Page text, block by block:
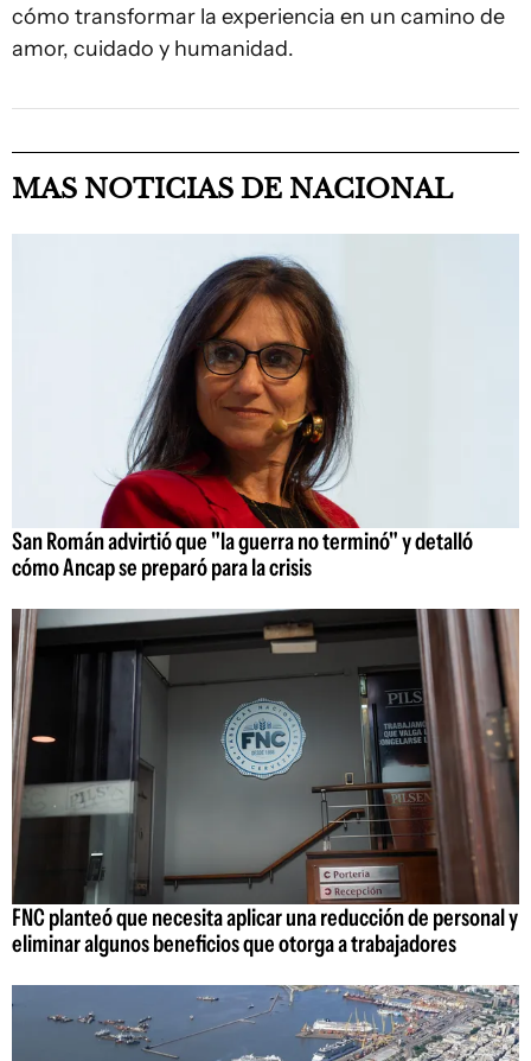
cómo transformar la experiencia en un camino de
amor, cuidado y humanidad.
MAS NOTICIAS DE NACIONAL
San Román advirtió que "la guerra no terminó" y detalló
cómo Ancap se preparó para la crisis
FNC planteó que necesita aplicar una reducción de personal y
eliminar algunos beneficios que otorga a trabajadores